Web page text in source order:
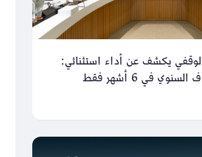
يكشف عن أداء استثنائي:
في 6 أشهر فقط